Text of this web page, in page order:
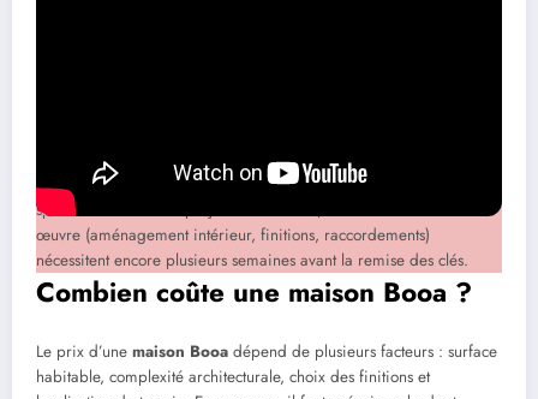
d’exposition du chantier aux intempéries, garantit une meilleure
qualité de finition et rassure les clients qui constatent l’avancement
spectaculaire de leur projet. En revanche, les travaux de second
œuvre (aménagement intérieur, finitions, raccordements)
nécessitent encore plusieurs semaines avant la remise des clés.
Combien coûte une maison Booa ?
Le prix d’une maison Booa dépend de plusieurs facteurs : surface
habitable, complexité architecturale, choix des finitions et